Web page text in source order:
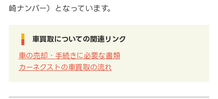
崎ナンバー）となっています。
車買取についての関連リンク
車の売却・手続きに必要な書類
カーネクストの車買取の流れ